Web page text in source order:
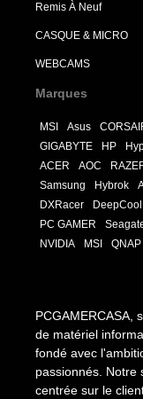
Remis À Neuf
CASQUE & MICRO
WEBCAMS
Marques
MSI Asus
GIGABYTE
HP
ACER
AOC
Samsung
Hybrok
DXRacer
DeepCool
PC GAMER
NVIDIA
MSI QNAP
PCGAMERCASA,
de matériel
fondé avec
passionnés. Notre
centrée sur le